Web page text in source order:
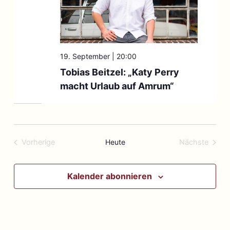
Tobias Beitzel: „Katy Perry
macht Urlaub auf Amrum“
19. September | 20:00
Vorherige
Heute
Nächste
Kalender abonnieren